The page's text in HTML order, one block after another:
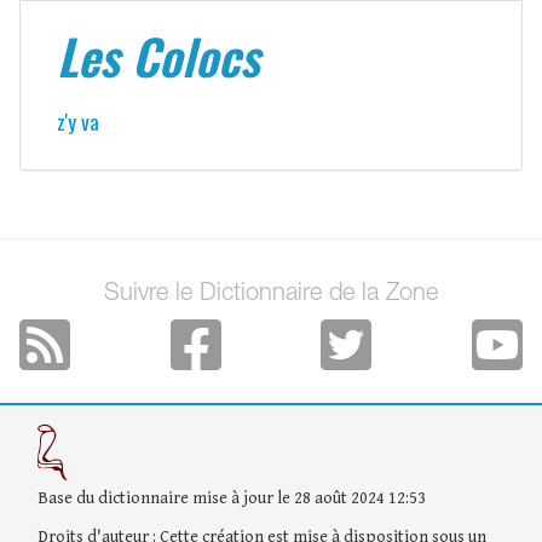
Les Colocs
z'y va
Suivre le Dictionnaire de la Zone
Base du dictionnaire mise à jour le 28 août 2024 12:53
Droits d'auteur : Cette création est mise à disposition sous un